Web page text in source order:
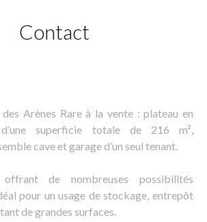
Contact
Arènes Rare à la vente : plateau en
d’une superficie totale de 216 m²,
cave et garage d’un seul tenant.
de nombreuses possibilités
pour un usage de stockage, entrepôt
de grandes surfaces.